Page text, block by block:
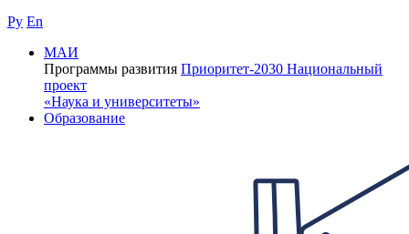
Ру En
МАИ
Программы развития Приоритет-2030 Национальный
проект
«Наука и университеты»
Образование